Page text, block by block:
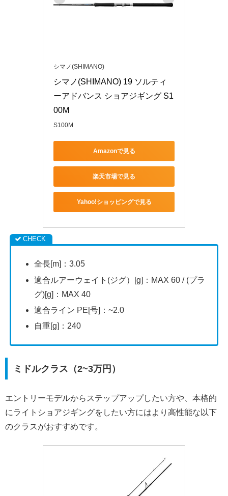
シマノ(SHIMANO)
シマノ(SHIMANO) 19 ソルティ
ーアドバンス ショアジギング S1
00M
S100M
Amazonで見る
楽天市場で見る
Yahoo!ショッピングで見る
全長[m]：3.05
適合ルアーウェイト(ジグ）[g]：MAX 60 / (プラ
グ)[g]：MAX 40
適合ライン PE[号]：~2.0
自重[g]：240
ミドルクラス（2~3万円）
エントリーモデルからステップアップしたい方や、本格的
にライトショアジギングをしたい方にはより高性能な以下
のクラスがおすすめです。